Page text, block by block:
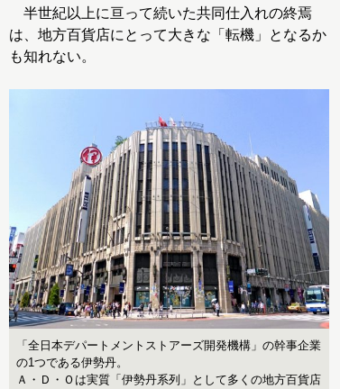
半世紀以上に亘って続いた共同仕入れの終焉
は、地方百貨店にとって大きな「転機」となるか
も知れない。
「全日本デパートメントストアーズ開発機構」の幹事企業
の1つである伊勢丹。
Ａ・Ｄ・Ｏは実質「伊勢丹系列」として多くの地方百貨店